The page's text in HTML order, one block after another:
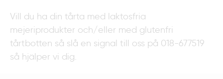
Vill du ha din tårta med laktosfria
mejeriprodukter och/eller med glutenfri
tårtbotten så slå en signal till oss på 018-677519
så hjälper vi dig.